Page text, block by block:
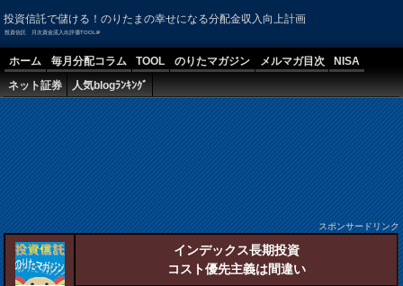
投資信託で儲ける！のりたまの幸せになる分配金収入向上計画
投資信託 月次資金流入出評価TOOL＠
ホーム 毎月分配コラム TOOL のりたマガジン メルマガ目次
NISA
ネット証券
人気blogﾗﾝｷﾝｸﾞ
スポンサードリンク
インデックス長期投資
コスト優先主義は間違い